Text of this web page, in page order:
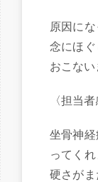
原因に
念にほ
おこない
〈担当者
坐骨神
ってく
硬さが